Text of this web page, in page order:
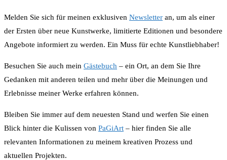
Melden Sie sich für meinen exklusiven Newsletter an, um als einer
der Ersten über neue Kunstwerke, limitierte Editionen und besondere
Angebote informiert zu werden. Ein Muss für echte Kunstliebhaber!
Besuchen Sie auch mein Gästebuch – ein Ort, an dem Sie Ihre
Gedanken mit anderen teilen und mehr über die Meinungen und
Erlebnisse meiner Werke erfahren können.
Bleiben Sie immer auf dem neuesten Stand und werfen Sie einen
Blick hinter die Kulissen von PaGiArt – hier finden Sie alle
relevanten Informationen zu meinem kreativen Prozess und
aktuellen Projekten.